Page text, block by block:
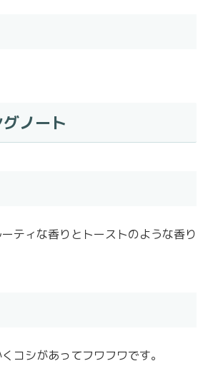
ノート
ティな香りとトーストのような香り
コシがあってフワフワです。